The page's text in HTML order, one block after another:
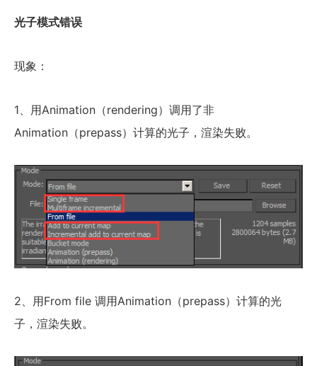
光子模式错误
现象：
1、用Animation（rendering）调用了非
Animation（prepass）计算的光子，渲染失败。
2、用From file 调用Animation（prepass）计算的光
子，渲染失败。